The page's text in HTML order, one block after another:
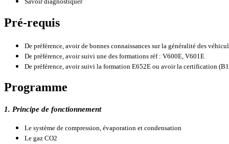
Pré-requis
De préférence, avoir de bonnes connaissances sur la généralité des
De préférence, avoir suivi une des formations réf : V600E, V601E
De préférence, avoir suivi la formation E652E ou avoir la certification
Programme
1. Principe de fonctionnement
Le système de compression, évaporation et condensation
Le gaz CO2